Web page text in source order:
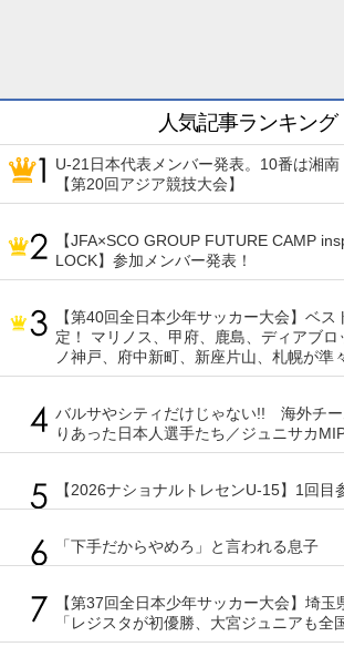
人気記事ランキング
U-21日本代表メンバー発表。10番は湘南
【第20回アジア競技大会】
【JFA×SCO GROUP FUTURE CAMP
LOCK】参加メンバー発表！
【第40回全日本少年サッカー大会】ベ
定！ マリノス、甲府、鹿島、ディアブロ
ノ神戸、府中新町、新座片山、札幌が準
バルサやシティだけじゃない!! 海外チー
りあった日本人選手たち／ジュニサカ
【2026ナショナルトレセンU-15】1回目
「下手だからやめろ」と言われる息子
【第37回全日本少年サッカー大会】埼玉
「レジスタが初優勝、大宮ジュニアも全